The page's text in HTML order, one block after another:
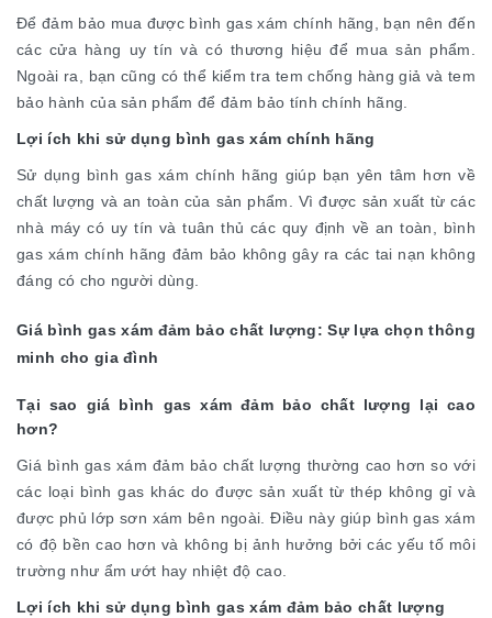
Để đảm bảo mua được bình gas xám chính hãng, bạn nên đến
các cửa hàng uy tín và có thương hiệu để mua sản phẩm.
Ngoài ra, bạn cũng có thể kiểm tra tem chống hàng giả và tem
bảo hành của sản phẩm để đảm bảo tính chính hãng.
Lợi ích khi sử dụng bình gas xám chính hãng
Sử dụng bình gas xám chính hãng giúp bạn yên tâm hơn về
chất lượng và an toàn của sản phẩm. Vì được sản xuất từ các
nhà máy có uy tín và tuân thủ các quy định về an toàn, bình
gas xám chính hãng đảm bảo không gây ra các tai nạn không
đáng có cho người dùng.
Giá bình gas xám đảm bảo chất lượng: Sự lựa chọn thông
minh cho gia đình
Tại sao giá bình gas xám đảm bảo chất lượng lại cao
hơn?
Giá bình gas xám đảm bảo chất lượng thường cao hơn so với
các loại bình gas khác do được sản xuất từ thép không gỉ và
được phủ lớp sơn xám bên ngoài. Điều này giúp bình gas xám
có độ bền cao hơn và không bị ảnh hưởng bởi các yếu tố môi
trường như ẩm ướt hay nhiệt độ cao.
Lợi ích khi sử dụng bình gas xám đảm bảo chất lượng